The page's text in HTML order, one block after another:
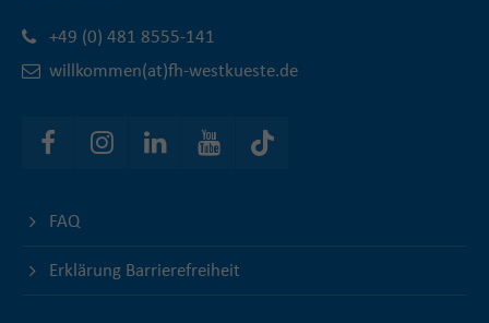
+49 (0) 481 8555-141
willkommen(at)fh-westkueste.de
FAQ
Erklärung Barrierefreiheit